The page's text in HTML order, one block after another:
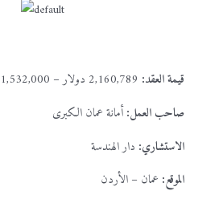
قيمة العقد:
صاحب العمل:أمانة عمان الكبرى
الاستشاري: دار الهندسة
الموقع: عمان – الأردن